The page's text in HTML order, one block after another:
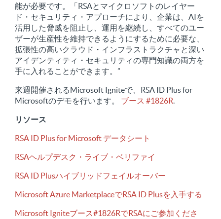
能が必要です。「RSAとマイクロソフトのレイヤー
ド・セキュリティ・アプローチにより、企業は、AIを
活用した脅威を阻止し、運用を継続し、すべてのユー
ザーが生産性を維持できるようにするために必要な、
拡張性の高いクラウド・インフラストラクチャと深い
アイデンティティ・セキュリティの専門知識の両方を
手に入れることができます。”
来週開催されるMicrosoft Igniteで、RSA ID Plus for
Microsoftのデモを行います。 ブース #1826R.
リソース
RSA ID Plus for Microsoft データシート
RSAヘルプデスク・ライブ・ベリファイ
RSA ID Plusハイブリッドフェイルオーバー
Microsoft Azure MarketplaceでRSA ID Plusを入手する
Microsoft Igniteブース#1826RでRSAにご参加くださ